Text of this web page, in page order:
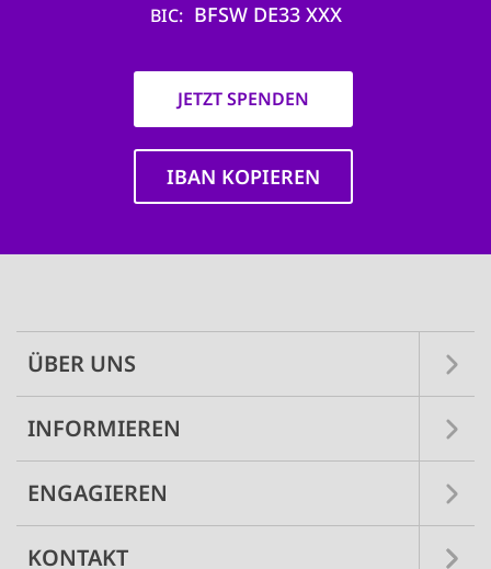
BIC BFSW DE33 XXX
JETZT SPENDEN
IBAN KOPIEREN
ÜBER UNS
INFORMIEREN
ENGAGIEREN
KONTAKT